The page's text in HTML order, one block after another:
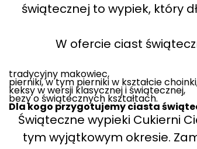
świątecznej to wypiek, który
W ofercie ciast
tradycyjny makowiec,
pierniki, w tym pierniki w kształcie
keksy w wersji klasycznej i świątecznej,
bezy o świątecznych kształtach.
Dla kogo przygotujemy ciasta
Świąteczne wypieki Cukierni
tym wyjątkowym okresie.